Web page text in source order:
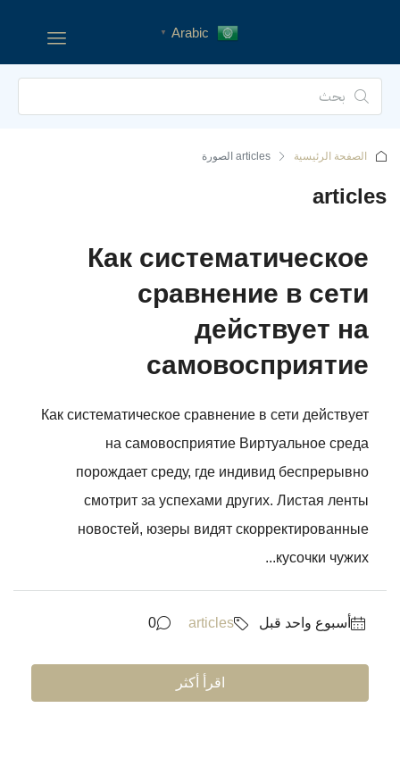
Arabic
▼
الصفحة الرئيسية
articles
Как систематическое
сравнение в сети
действует на
самовосприятие
Как систематическое сравнение в сети действует
на самовосприятие Виртуальное среда
порождает среду, где индивид беспрерывно
смотрит за успехами других. Листая ленты
новостей, юзеры видят скорректированные
кусочки чужих...
‏أسبوع واحد قبل articles
0
اقرأ أكثر